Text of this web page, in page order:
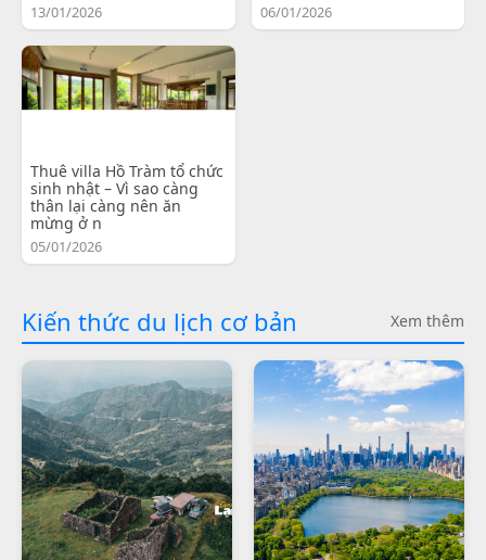
13/01/2026 06/01/2026
Thuê villa Hồ Tràm tổ chức
sinh nhật – Vì sao càng
thân lại càng nên ăn
mừng ở n
05/01/2026
Kiến thức du lịch cơ bản Xem thêm